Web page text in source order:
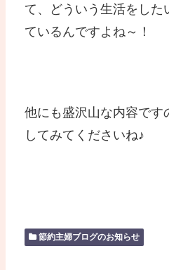
て、どういう生活をした
ているんですよね～！
他にも盛沢山な内容です
してみてくださいね♪
節約主婦ブログのお知らせ